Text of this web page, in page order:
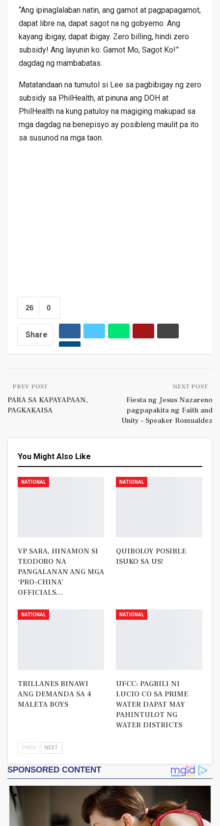
“Ang ipinaglalaban natin, ang gamot at pagpapagamot,
dapat libre na, dapat sagot na ng gobyerno. Ang
kayang ibigay, dapat ibigay. Zero billing, hindi zero
subsidy! Ang layunin ko: Gamot Mo, Sagot Ko!”
dagdag ng mambabatas.
Matatandaan na tumutol si Lee sa pagbibigay ng zero
subsidy sa PhilHealth, at pinuna ang DOH at
PhilHealth na kung patuloy na magiging makupad sa
mga dagdag na benepisyo ay posibleng maulit pa ito
sa susunod na mga taon.
0
26
Share
PREV POST
PARA SA KAPAYAPAAN,
PAGKAKAISA
NEXT POST
Fiesta ng Jesus Nazareno
pagpapakita ng Faith and
Unity – Speaker Romualdez
You Might Also Like
NATIONAL
VP SARA, HINAMON SI
TEODORO NA
PANGALANAN ANG MGA
‘PRO-CHINA’
OFFICIALS…
NATIONAL
QUIBOLOY POSIBLE
ISUKO SA US!
NATIONAL
TRILLANES BINAWI
ANG DEMANDA SA 4
MALETA BOYS
NATIONAL
UFCC: PAGBILI NI
LUCIO CO SA PRIME
WATER DAPAT MAY
PAHINTULOT NG
WATER DISTRICTS
PREV NEXT